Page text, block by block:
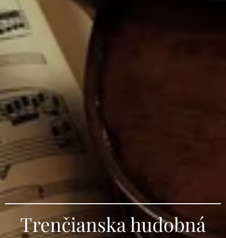
Trenčianska hudobná